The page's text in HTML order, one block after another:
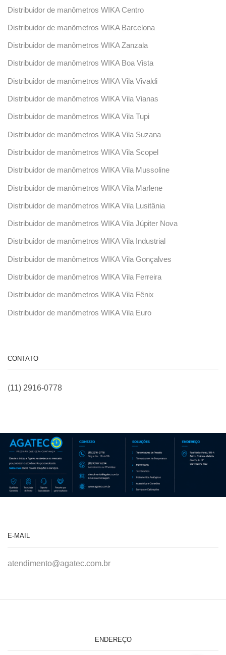
Distribuidor de manômetros WIKA Centro
Distribuidor de manômetros WIKA Barcelona
Distribuidor de manômetros WIKA Zanzala
Distribuidor de manômetros WIKA Boa Vista
Distribuidor de manômetros WIKA Vila Vivaldi
Distribuidor de manômetros WIKA Vila Vianas
Distribuidor de manômetros WIKA Vila Tupi
Distribuidor de manômetros WIKA Vila Suzana
Distribuidor de manômetros WIKA Vila Scopel
Distribuidor de manômetros WIKA Vila Mussoline
Distribuidor de manômetros WIKA Vila Marlene
Distribuidor de manômetros WIKA Vila Lusitânia
Distribuidor de manômetros WIKA Vila Júpiter Nova
Distribuidor de manômetros WIKA Vila Industrial
Distribuidor de manômetros WIKA Vila Gonçalves
Distribuidor de manômetros WIKA Vila Ferreira
Distribuidor de manômetros WIKA Vila Fênix
Distribuidor de manômetros WIKA Vila Euro
CONTATO
(11) 2916-0778
E-MAIL
atendimento@agatec.com.br
ENDEREÇO